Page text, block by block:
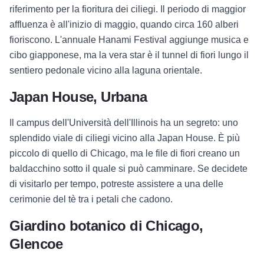
riferimento per la fioritura dei ciliegi. Il periodo di maggior
affluenza è all'inizio di maggio, quando circa 160 alberi
fioriscono. L'annuale Hanami Festival aggiunge musica e
cibo giapponese, ma la vera star è il tunnel di fiori lungo il
sentiero pedonale vicino alla laguna orientale.
Japan House, Urbana
Il campus dell'Università dell'Illinois ha un segreto: uno
splendido viale di ciliegi vicino alla Japan House. È più
piccolo di quello di Chicago, ma le file di fiori creano un
baldacchino sotto il quale si può camminare. Se decidete
di visitarlo per tempo, potreste assistere a una delle
cerimonie del tè tra i petali che cadono.
Giardino botanico di Chicago,
Glencoe